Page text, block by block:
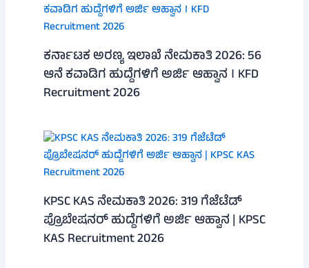
ಕರ್ನಾಟಕ ಅರಣ್ಯ ಇಲಾಖೆ ನೇಮಕಾತಿ 2026: 56
ಆನೆ ಕವಾಡಿಗ ಹುದ್ದೆಗಳಿಗೆ ಅರ್ಜಿ ಆಹ್ವಾನ । KFD
Recruitment 2026
KPSC KAS ನೇಮಕಾತಿ 2026: 319 ಗೆಜೆಟೆಡ್
ಪ್ರೊಬೇಷನರ್ ಹುದ್ದೆಗಳಿಗೆ ಅರ್ಜಿ ಆಹ್ವಾನ | KPSC
KAS Recruitment 2026